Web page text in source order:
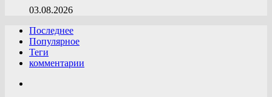
03.08.2026
Последнее
Популярное
Теги
комментарии